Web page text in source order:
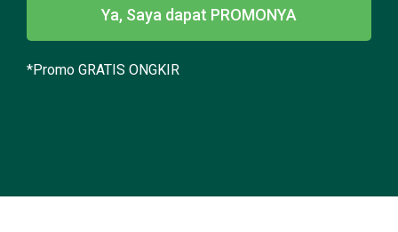
Ya, Saya dapat PROMONYA
*Promo GRATIS ONGKIR